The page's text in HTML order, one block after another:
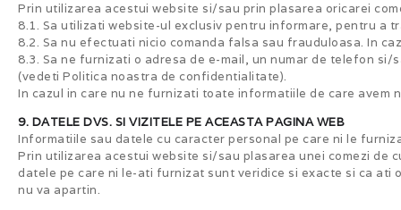
Prin utilizarea acestui website si/sau prin plasarea oricarei
8.1. Sa utilizati website-ul exclusiv pentru informare, pentru a
8.2. Sa nu efectuati nicio comanda falsa sau frauduloasa. In
8.3. Sa ne furnizati o adresa de e-mail, un numar de telefon
(vedeti Politica noastra de confidentialitate).
In cazul in care nu ne furnizati toate informatiile de care avem
9. DATELE DVS. SI VIZITELE PE ACEASTA PAGINA WEB
Informatiile sau datele cu caracter personal pe care ni le
Prin utilizarea acestui website si/sau plasarea unei comezi de
datele pe care ni le-ati furnizat sunt veridice si exacte si ca
nu va apartin.